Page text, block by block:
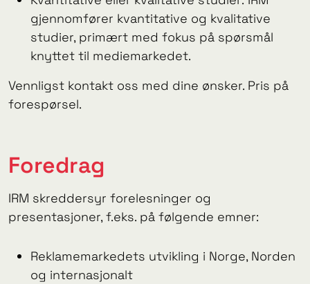
gjennomfører kvantitative og kvalitative
studier, primært med fokus på spørsmål
knyttet til mediemarkedet.
Vennligst kontakt oss med dine ønsker. Pris på
forespørsel.
Foredrag
IRM skreddersyr forelesninger og
presentasjoner, f.eks. på følgende emner:
Reklamemarkedets utvikling i Norge, Norden
og internasjonalt